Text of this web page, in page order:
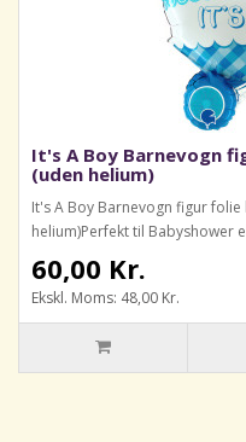
It's A Boy Barnevogn
(uden helium)
It's A Boy Barnevogn figur
helium)Perfekt til Babyshower
60,00 Kr.
Ekskl. Moms: 48,00 Kr.